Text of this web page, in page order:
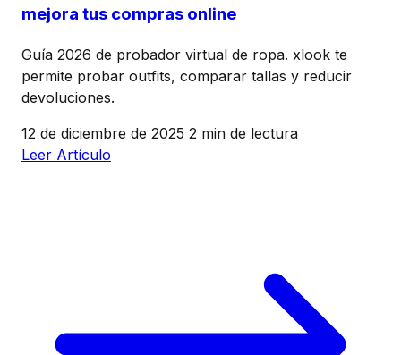
mejora tus compras online
Guía 2026 de probador virtual de ropa. xlook te
permite probar outfits, comparar tallas y reducir
devoluciones.
12 de diciembre de 2025 2 min de lectura
Leer Artículo